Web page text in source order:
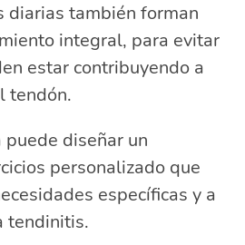
diarias también forman
integral, para evitar
estar contribuyendo a
tendón.
diseñar un
personalizado que
específicas y a
tendinitis.